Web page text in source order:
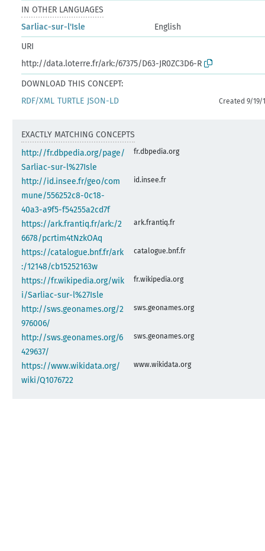
IN OTHER LANGUAGES
Sarliac-sur-l'Isle
English
URI
http://data.loterre.fr/ark:/67375/D63-JR0ZC3D6-R
DOWNLOAD THIS CONCEPT:
RDF/XML TURTLE JSON-LD Created 9/19/
EXACTLY MATCHING CONCEPTS
http://fr.dbpedia.org/page/
Sarliac-sur-l%27Isle
fr.dbpedia.org
http://id.insee.fr/geo/com
mune/556252c8-0c18-
40a3-a9f5-f54255a2cd7f
id.insee.fr
https://ark.frantiq.fr/ark:/2
6678/pcrtim4tNzkOAq
ark.frantiq.fr
https://catalogue.bnf.fr/ark
:/12148/cb15252163w
catalogue.bnf.fr
https://fr.wikipedia.org/wik
i/Sarliac-sur-l%27Isle
fr.wikipedia.org
http://sws.geonames.org/2
976006/
sws.geonames.org
http://sws.geonames.org/6
429637/
sws.geonames.org
https://www.wikidata.org/
wiki/Q1076722
www.wikidata.org